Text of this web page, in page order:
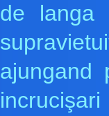
de langa
ajungand